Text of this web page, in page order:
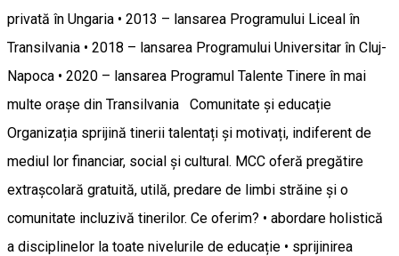
privată în Ungaria • 2013 – lansarea Programului Liceal în
Transilvania • 2018 – lansarea Programului Universitar în Cluj-
Napoca • 2020 – lansarea Programul Talente Tinere în mai
multe orașe din Transilvania Comunitate și educație
Organizația sprijină tinerii talentați și motivați, indiferent de
mediul lor financiar, social și cultural. MCC oferă pregătire
extrașcolară gratuită, utilă, predare de limbi străine și o
comunitate incluzivă tinerilor. Ce oferim? • abordare holistică
a disciplinelor la toate nivelurile de educație • sprijinirea